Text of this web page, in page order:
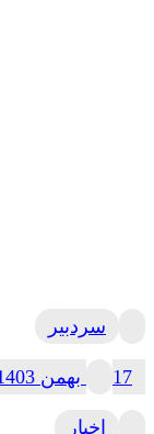
سردبیر
17 بهمن 1403
اخبار